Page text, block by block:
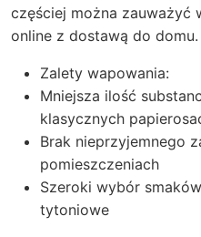
częściej można zauważyć
online z dostawą do domu.
Zalety wapowania:
Mniejsza ilość
klasycznych
Brak nieprzyjemnego
pomieszczeniach
Szeroki wybór
tytoniowe